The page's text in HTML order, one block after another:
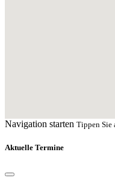
Navigation starten Tippen Sie
Aktuelle Termine